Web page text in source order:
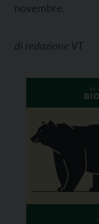
novembre.
di redazione VT